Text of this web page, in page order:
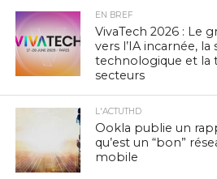
EN BREF
VivaTech 2026 : Le
vers l’IA incarnée, la
technologique et la
secteurs
L'ACTUTHD
Ookla publie un
qu’est un “bon”
mobile